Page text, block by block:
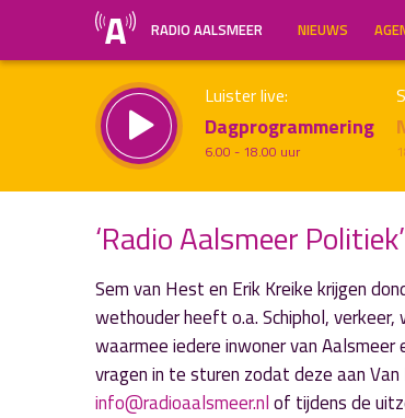
RADIO AALSMEER NIEUWS
Luister live:
Dagprogrammering
6.00 - 18.00 uur
Inklappen
‘Radio Aalsmeer
Sem van Hest en Erik Kreike krijgen
wethouder heeft o.a. Schiphol,
waarmee iedere inwoner van
vragen in te sturen zodat deze aan
info@radioaalsmeer.nlof tijdens de